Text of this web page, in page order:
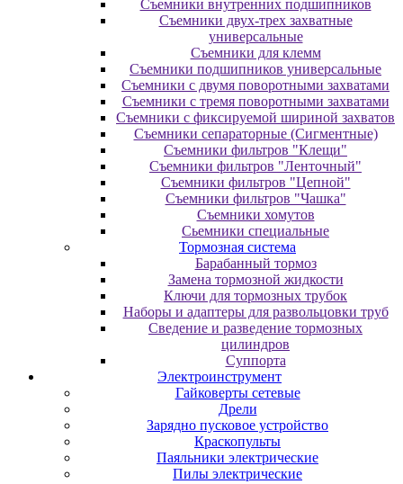
Съемники внутренних подшипников
Съемники двух-трех захватные
универсальные
Съемники для клемм
Съемники подшипников универсальные
Съемники с двумя поворотными захватами
Съемники с тремя поворотными захватами
Съемники с фиксируемой шириной захватов
Съемники сепараторные (Сигментные)
Съемники фильтров "Клещи"
Съемники фильтров "Ленточный"
Съемники фильтров "Цепной"
Съемники фильтров "Чашка"
Съемники хомутов
Сьемники специальные
Тормозная система
Барабанный тормоз
Замена тормозной жидкости
Ключи для тормозных трубок
Наборы и адаптеры для развольцовки труб
Сведение и разведение тормозных
цилиндров
Суппорта
Электроинструмент
Гайковерты сетевые
Дрели
Зарядно пусковое устройство
Краскопульты
Паяльники электрические
Пилы электрические